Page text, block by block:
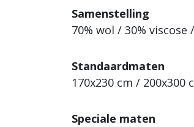
Samenstelling
70% wol / 30%
Standaardmaten
170x230 cm / 200x300
Speciale maten